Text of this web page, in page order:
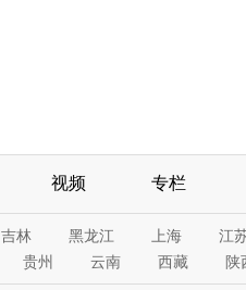
视频 专栏
吉林 黑龙江 上海 江
贵州 云南 西藏 陕